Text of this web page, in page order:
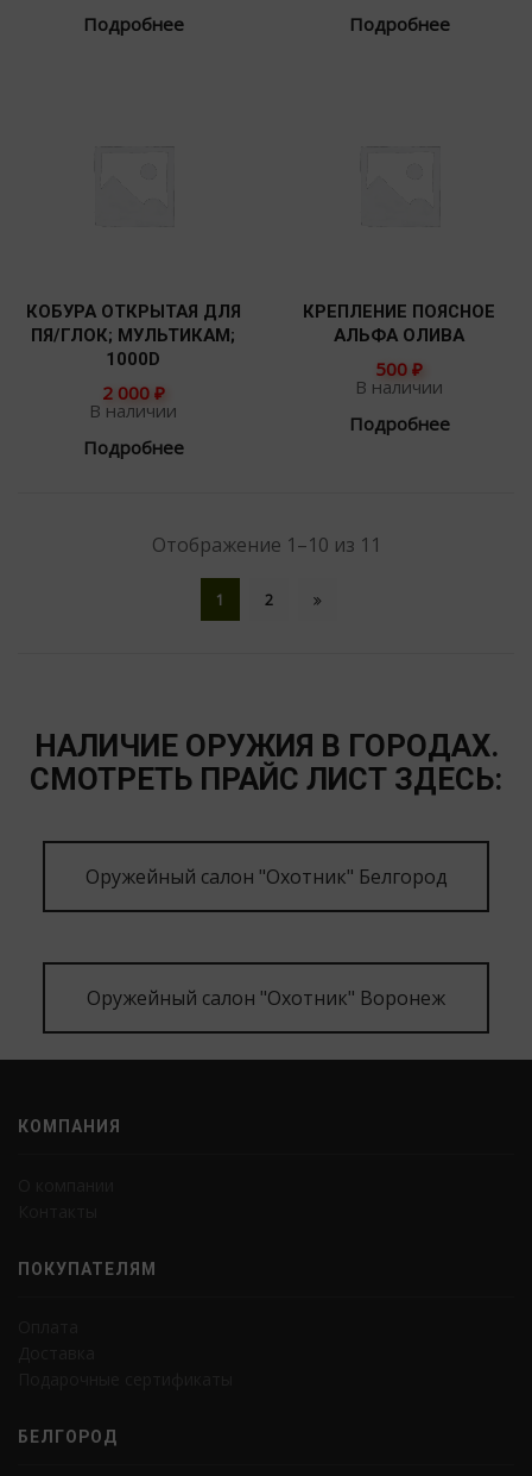
Подробнее
Подробнее
КОБУРА ОТКРЫТАЯ ДЛЯ
ПЯ/ГЛОК; МУЛЬТИКАМ;
1000D
2 000 ₽
В наличии
Подробнее
КРЕПЛЕНИЕ ПОЯСНОЕ
АЛЬФА ОЛИВА
500 ₽
В наличии
Подробнее
Отображение 1–10 из 11
1 2
НАЛИЧИЕ ОРУЖИЯ В ГОРОДАХ.
СМОТРЕТЬ ПРАЙС ЛИСТ ЗДЕСЬ:
Оружейный салон "Охотник" Белгород
Оружейный салон "Охотник" Воронеж
КОМПАНИЯ
ПОКУПАТЕЛЯМ
БЕЛГОРОД